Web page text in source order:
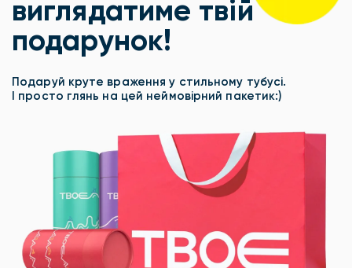
виглядатиме твій
подарунок!
Подаруй круте враження у стильному тубусі.
І просто глянь на цей неймовірний пакетик:)